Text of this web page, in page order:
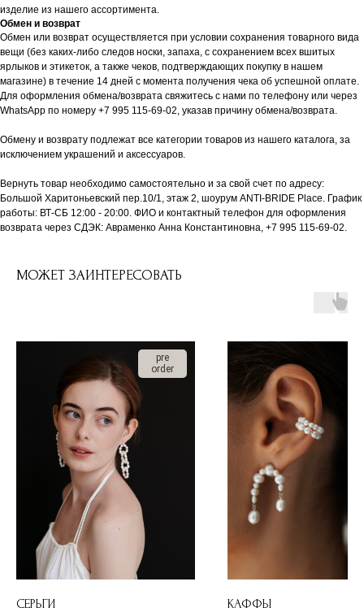
изделие из нашего ассортимента.
Обмен и возврат
Обмен или возврат осуществляется при условии сохранения товарного вида
вещи (без каких-либо следов носки, запаха, с сохранением всех вшитых
ярлыков и этикеток, а также чеков, подтверждающих покупку в нашем
магазине) в течение 14 дней с момента получения чека об успешной оплате.
Для оформления обмена/возврата свяжитесь с нами по телефону или через
WhatsApp по номеру +7 995 115-69-02, указав причину обмена/возврата.
Обмену и возврату подлежат все категории товаров из нашего каталога, за
исключением украшений и аксессуаров.
Вернуть товар необходимо самостоятельно и за свой счет по адресу:
Большой Харитоньевский пер.10/1, этаж 2, шоурум ANTI-BRIDE Place. График
работы: ВТ-СБ 12:00 - 20:00. ФИО и контактный телефон для оформления
возврата через СДЭК: Авраменко Анна Константиновна, +7 995 115-69-02.
МОЖЕТ ЗАИНТЕРЕСОВАТЬ
pre
order
СЕРЬГИ КАФФЫ